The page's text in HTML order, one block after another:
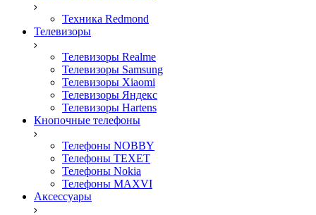
Техника Redmond
Телевизоры
Телевизоры Realme
Телевизоры Samsung
Телевизоры Xiaomi
Телевизоры Яндекс
Телевизоры Hartens
Кнопочные телефоны
Телефоны NOBBY
Телефоны TEXET
Телефоны Nokia
Телефоны MAXVI
Аксессуары